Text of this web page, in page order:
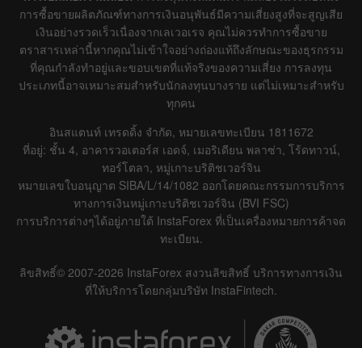
การซื้อขายผลิตภัณฑ์ทางการเงินอนุพันธ์มีความเสี่ยงสูงที่จะสูญเสีย
เงินอย่างรวดเร็วเนื่องจากเลเวอเรจ คุณไม่ควรทำการซื้อขาย
ตราสารเหล่านี้หากคุณไม่เข้าใจอย่างถ่องแท้ถึงลักษณะของธุรกรรม
ที่คุณกำลังทำอยู่และขอบเขตที่แท้จริงของความเสี่ยง การลงทุน
ประเภทนี้อาจเหมาะสมสำหรับนักลงทุนบางราย แต่ไม่เหมาะสำหรับ
ทุกคน
อินสแตนท์ เทรดดิ้ง จำกัด, หมายเลขทะเบียน 1811672
ที่อยู่: ชั้น 4, อาคารวอเตอร์ส เอดจ์, เมอริเดียน พลาซ่า, โร้ดทาวน์,
ทอร์โตลา, หมู่เกาะบริติชเวอร์จิน
หมายเลขใบอนุญาต SIBA/L/14/1082 ออกโดยคณะกรรมการบริการ
ทางการเงินหมู่เกาะบริติชเวอร์จิน (BVI FSC)
การบริการต่างๆได้อยู่ภายใต้ InstaForex ที่เป็นเครื่องหมายการค้าจด
ทะเบียน.
ลิขสิทธิ์© 2007-2026 InstaForex สงวนลิขสิทธิ์ บริการทางการเงิน
ที่ให้บริการโดยกลุ่มบริษัท InstaFintech.